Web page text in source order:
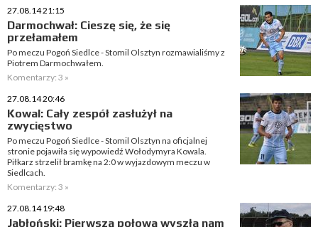
27.08.14 21:15
Darmochwał: Cieszę się, że się
przełamałem
Po meczu Pogoń Siedlce - Stomil Olsztyn rozmawialiśmy z
Piotrem Darmochwałem.
Komentarzy: 3 »
27.08.14 20:46
Kowal: Cały zespół zasłużył na
zwycięstwo
Po meczu Pogoń Siedlce - Stomil Olsztyn na oficjalnej
stronie pojawiła się wypowiedź Wołodymyra Kowala.
Piłkarz strzelił bramkę na 2:0 w wyjazdowym meczu w
Siedlcach.
Komentarzy: 3 »
27.08.14 19:48
Jabłoński: Pierwsza połowa wyszła nam